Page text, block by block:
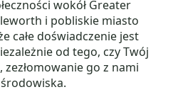
wokół Greater
i pobliskie miasto
całe doświadczenie jest
od tego, czy Twój
zezłomowanie go z nami